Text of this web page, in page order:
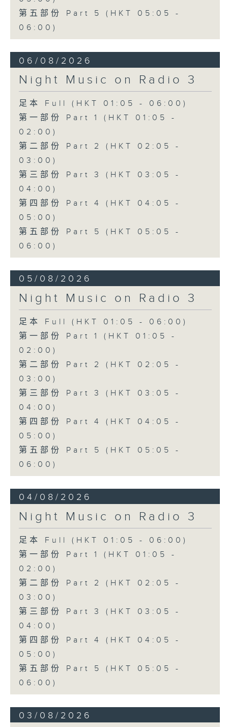
第五部份 Part 5 (HKT 05:05 -
06:00)
06/08/2026
Night Music on Radio 3
足本 Full (HKT 01:05 - 06:00)
第一部份 Part 1 (HKT 01:05 -
02:00)
第二部份 Part 2 (HKT 02:05 -
03:00)
第三部份 Part 3 (HKT 03:05 -
04:00)
第四部份 Part 4 (HKT 04:05 -
05:00)
第五部份 Part 5 (HKT 05:05 -
06:00)
05/08/2026
Night Music on Radio 3
足本 Full (HKT 01:05 - 06:00)
第一部份 Part 1 (HKT 01:05 -
02:00)
第二部份 Part 2 (HKT 02:05 -
03:00)
第三部份 Part 3 (HKT 03:05 -
04:00)
第四部份 Part 4 (HKT 04:05 -
05:00)
第五部份 Part 5 (HKT 05:05 -
06:00)
04/08/2026
Night Music on Radio 3
足本 Full (HKT 01:05 - 06:00)
第一部份 Part 1 (HKT 01:05 -
02:00)
第二部份 Part 2 (HKT 02:05 -
03:00)
第三部份 Part 3 (HKT 03:05 -
04:00)
第四部份 Part 4 (HKT 04:05 -
05:00)
第五部份 Part 5 (HKT 05:05 -
06:00)
03/08/2026